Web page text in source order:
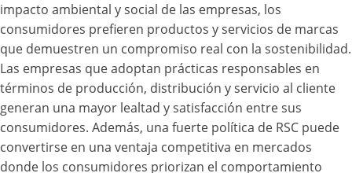
impacto ambiental y social de las empresas, los
consumidores prefieren productos y servicios de marcas
que demuestren un compromiso real con la sostenibilidad.
Las empresas que adoptan prácticas responsables en
términos de producción, distribución y servicio al cliente
generan una mayor lealtad y satisfacción entre sus
consumidores. Además, una fuerte política de RSC puede
convertirse en una ventaja competitiva en mercados
donde los consumidores priorizan el comportamiento